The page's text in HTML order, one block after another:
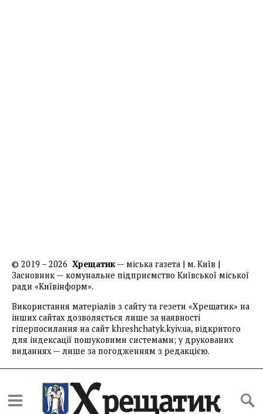
© 2019 – 2026 Хрещатик— міська газета | м. Київ |
Засновник — комунальне підприємство Київської міської
ради «Київінформ».
Використання матеріалів з сайту та гезети «Хрещатик» на
інших сайтах дозволяється лише за наявності
гіперпосилання на сайт khreshchatyk.kyiv.ua, відкритого
для індексації пошуковими системами; у друкованих
виданнях — лише за погодженням з редакцією.